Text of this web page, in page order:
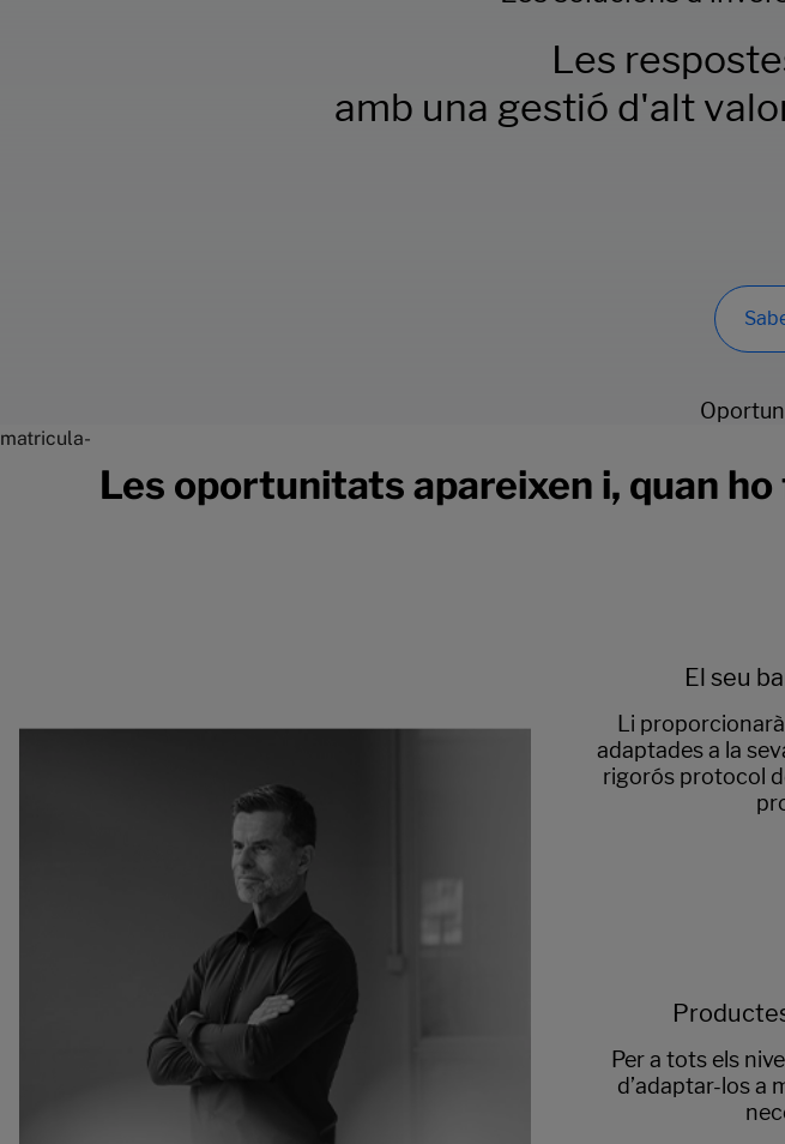
Les
amb una gestió d'alt
matricula-
Les oportunitats apareixen i, quan
El seu
Li
adaptades a la
rigorós protocol
Per a tots els
d’adaptar-los a